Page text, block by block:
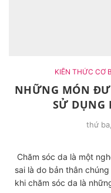
KIẾN THỨC CƠ
NHỮNG MÓN
SỬ DỤNG
thứ
Chăm sóc da là một
sai là do bản thân
khi chăm sóc da là